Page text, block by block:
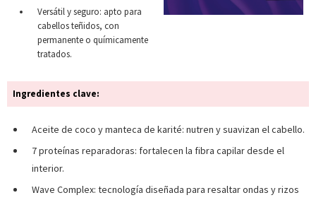
Versátil y seguro: apto para
cabellos teñidos, con
permanente o químicamente
tratados.
Ingredientes clave:
Aceite de coco y manteca de karité: nutren y suavizan el cabello.
7 proteínas reparadoras: fortalecen la fibra capilar desde el
interior.
Wave Complex: tecnología diseñada para resaltar ondas y rizos